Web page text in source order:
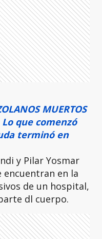
MUERTOS
Lo que comenzó
terminó en
y Pilar Yosmar
encuentran en la
de un hospital,
dl cuerpo.